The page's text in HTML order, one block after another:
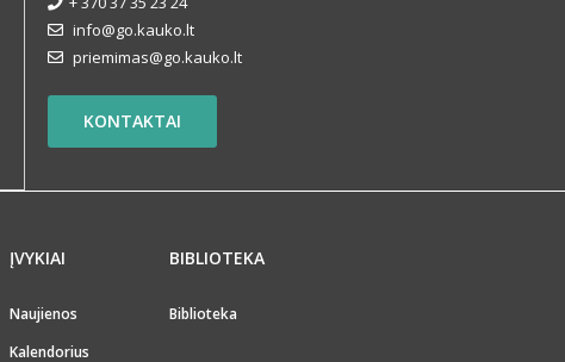
info@go.kauko.lt
priemimas@go.kauko.lt
KONTAKTAI
ĮVYKIAI
Naujienos
Kalendorius
BIBLIOTEKA
Biblioteka